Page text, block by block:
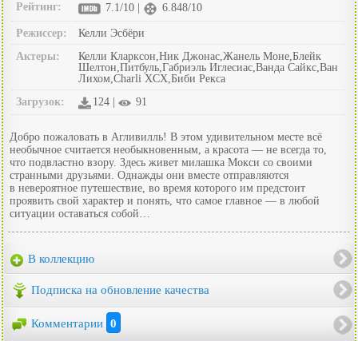
Рейтинг: 7.1/10 | 6.848/10
Режиссер:
Келли Эсбёри
Актеры:
Келли Кларксон,Ник Джонас,Жанель Моне,Блейк
Шелтон,Питбуль,Габриэль Иглесиас,Ванда Сайкс,Ван
Лихом,Charli XCX,Биби Рекса
Загрузок:
124 | 91
Добро пожаловать в Агливилль! В этом удивительном месте всё
необычное считается необыкновенным, а красота — не всегда то,
что подвластно взору. Здесь живет милашка Мокси со своими
странными друзьями. Однажды они вместе отправляются
в невероятное путешествие, во время которого им предстоит
проявить свой характер и понять, что самое главное — в любой
ситуации оставаться собой…
В коллекцию
Подписка на обновление качества
Комментарии 0